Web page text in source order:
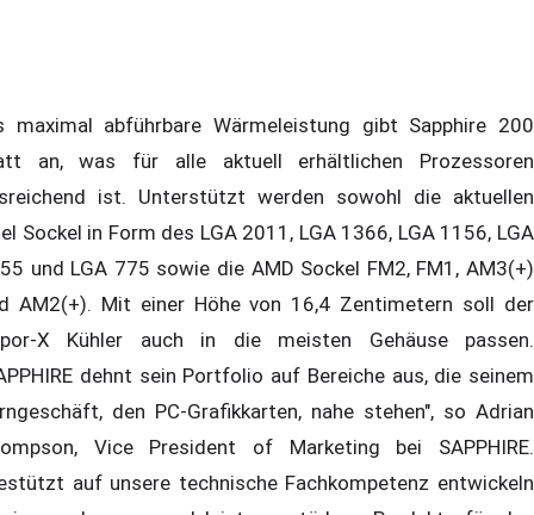
maximal abführbare Wärmeleistung gibt Sapphire 200
an, was für alle aktuell erhältlichen Prozessoren
ist. Unterstützt werden sowohl die aktuellen
Sockel in Form des LGA 2011, LGA 1366, LGA 1156, LGA
und LGA 775 sowie die AMD Sockel FM2, FM1, AM3(+)
AM2(+). Mit einer Höhe von 16,4 Zentimetern soll der
X Kühler auch in die meisten Gehäuse passen.
dehnt sein Portfolio auf Bereiche aus, die seinem
den PC-Grafikkarten, nahe stehen", so Adrian
Vice President of Marketing bei SAPPHIRE.
auf unsere technische Fachkompetenz entwickeln